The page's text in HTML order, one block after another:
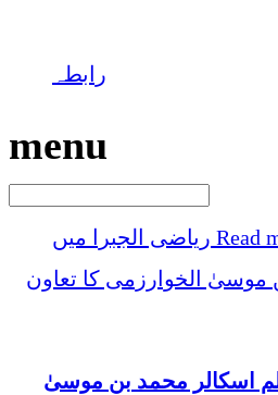
رابطہ
menu
اسکالر محمد بن موسیٰ